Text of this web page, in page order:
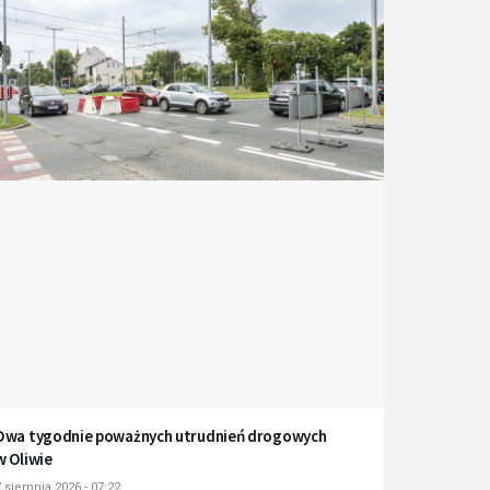
tygodnie poważnych utrudnień drogowych
Oliwie
sierpnia 2026 - 07:22